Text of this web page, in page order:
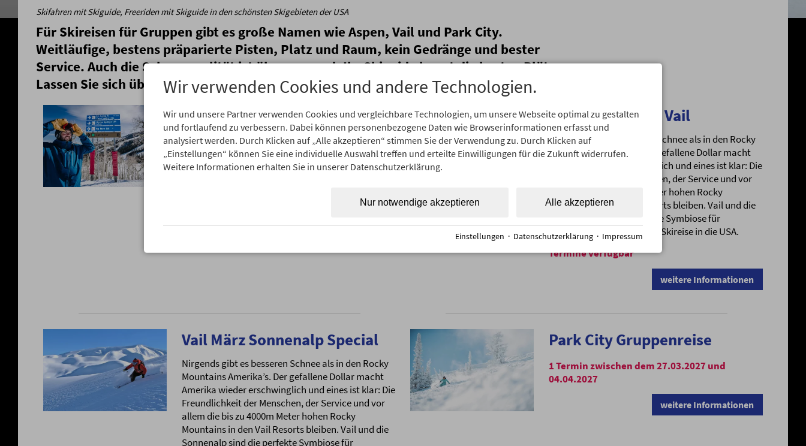
Skifahren mit Skiguide, Freeriden mit Skiguide in den schönsten Skigebieten der USA
Für Skireisen für Gruppen gibt es große Namen wie Aspen, Vail und Park City.
Weitläufige, bestens präparierte Pisten, Platz und Raum, kein Gedränge und bester
Service. Auch die Schneequalität ist überzeugend. Ihr Skiguide kennt die besten Plätze.
Lassen Sie sich überraschen!
Aspen Gruppenspecial
Kommen Sie mit unserer Gruppe zu einer Skireise in
eines der schönsten Skiresorts der USA: Aspen
Snowmass!
Season Opening Vail
Nirgends gibt es besseren Schnee als in den Rocky
Mountains Amerika’s. Der gefallene Dollar macht
Amerika wieder erschwinglich und eines ist klar: Die
Freundlichkeit der Menschen, der Service und vor
allem die bis zu 4000m Meter hohen Rocky
Mountains in den Vail Resorts bleiben. Vail und die
Sonnenalp sind die perfekte Symbiose für
gehobene Ansprüche einer Skireise in die USA.
Termine verfügbar
weitere Informationen
Vail März Sonnenalp Special
Nirgends gibt es besseren Schnee als in den Rocky
Mountains Amerika’s. Der gefallene Dollar macht
Amerika wieder erschwinglich und eines ist klar: Die
Freundlichkeit der Menschen, der Service und vor
allem die bis zu 4000m Meter hohen Rocky
Mountains in den Vail Resorts bleiben. Vail und die
Sonnenalp sind die perfekte Symbiose für
Park City Gruppenreise
1 Termin zwischen dem 27.03.2027 und
04.04.2027
weitere Informationen
Wir verwenden Cookies und andere Technologien.
Wir und unsere Partner verwenden Cookies und vergleichbare Technologien, um unsere Webseite optimal zu gestalten
und fortlaufend zu verbessern. Dabei können personenbezogene Daten wie Browserinformationen erfasst und
analysiert werden. Durch Klicken auf „Alle akzeptieren“ stimmen Sie der Verwendung zu. Durch Klicken auf
„Einstellungen“ können Sie eine individuelle Auswahl treffen und erteilte Einwilligungen für die Zukunft widerrufen.
Weitere Informationen erhalten Sie in unserer Datenschutzerklärung.
Alle akzeptieren
Nur notwendige akzeptieren
Einstellungen · Datenschutzerklärung · Impressum